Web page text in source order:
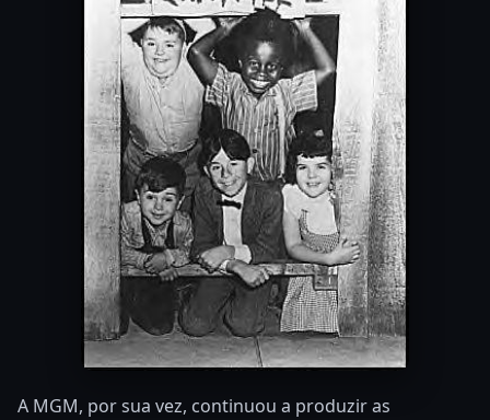
A MGM, por sua vez, continuou a produzir as